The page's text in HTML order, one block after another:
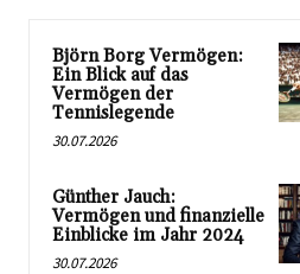
Björn Borg Vermögen:
Ein Blick auf das
Vermögen der
Tennislegende
30.07.2026
Günther Jauch:
Vermögen und finanzielle
Einblicke im Jahr 2024
30.07.2026